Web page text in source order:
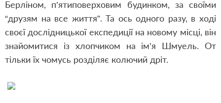
Берліном, п’ятиповерховим будинком, за своїми
“друзям на все життя”. Та ось одного разу, в ході
своєї дослідницької експедиції на новому місці, він
знайомитися із хлопчиком на ім’я Шмуель. От
тільки їх чомусь розділяє колючий дріт.